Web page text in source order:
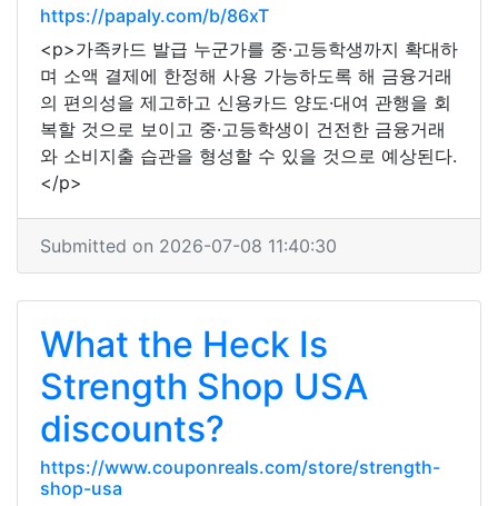
https://papaly.com/b/86xT
<p>가족카드 발급 누군가를 중·고등학생까지 확대하
며 소액 결제에 한정해 사용 가능하도록 해 금융거래
의 편의성을 제고하고 신용카드 양도·대여 관행을 회
복할 것으로 보이고 중·고등학생이 건전한 금융거래
와 소비지출 습관을 형성할 수 있을 것으로 예상된다.
</p>
Submitted on 2026-07-08 11:40:30
What the Heck Is
Strength Shop USA
discounts?
https://www.couponreals.com/store/strength-
shop-usa